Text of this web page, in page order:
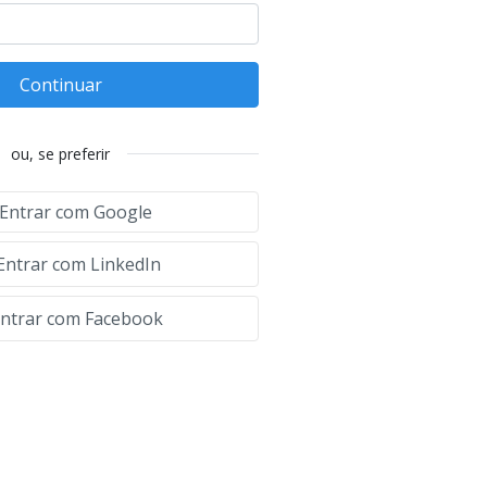
Continuar
ou, se preferir
com Google
com LinkedIn
com Facebook